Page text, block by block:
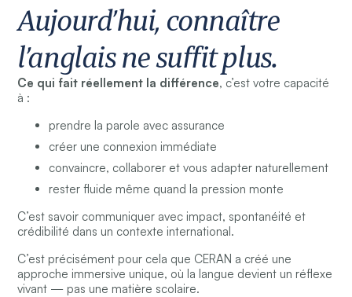
Aujourd’hui, connaître
l’anglais ne suffit plus.
Ce qui fait réellement la différence, c’est votre capacité
à :
prendre la parole avec assurance
créer une connexion immédiate
convaincre, collaborer et vous adapter naturellement
rester fluide même quand la pression monte
C’est savoir communiquer avec impact, spontanéité et
crédibilité dans un contexte international.
C’est précisément pour cela que CERAN a créé une
approche immersive unique, où la langue devient un réflexe
vivant — pas une matière scolaire.